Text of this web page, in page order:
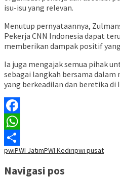
isu-isu yang relevan.
Menutup pernyataannya,
Pekerja CNN Indonesia dapat
memberikan dampak positif
Ia juga mengajak semua pihak
sebagai langkah bersama
yang berkeadilan dan beretika di
Facebook
WhatsApp
Share
pwiPWI JatimPWI Kediripwi pusat
Navigasi pos